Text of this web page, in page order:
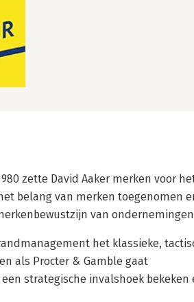
zette David Aaker merken voor
belang van merken toegenomen
van
het klassieke,
als Procter & Gamble gaat
strategische invalshoek bekeken